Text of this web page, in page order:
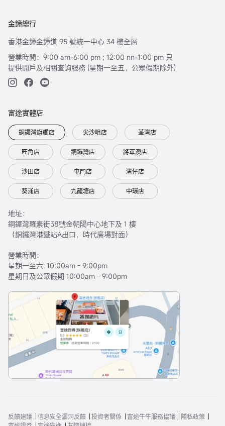
金鐘總行
香港金鐘金鐘道 95 號統一中心 34 樓全層
營業時間：9:00 am-6:00 pm ; 12:00 nn-1:00 pm 只
提供開戶及相關查詢服務 (星期一至五，公眾假期除外)
富途實體店
銅鑼灣旗艦店 尖沙咀店 荃灣店
旺角店 銅鑼灣店 將軍澳店
沙田店 屯門店 灣仔店
葵涌店 九龍塘店 中環店
地址：
銅鑼灣羅素街38號金朝陽中心地下及 1 樓
（銅鑼灣港鐵站A出口，時代廣場對面）
營業時間：
星期一至六: 10:00am - 9:00pm
星期日及公眾假期 10:00am - 9:00pm
反饋建議 信息安全漏洞反饋 投資者關係 富途牛牛服務協議
隱私政策